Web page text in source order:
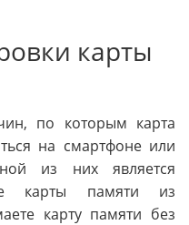
карты
по которым карта
на смартфоне или
из них является
карты памяти из
карту памяти без